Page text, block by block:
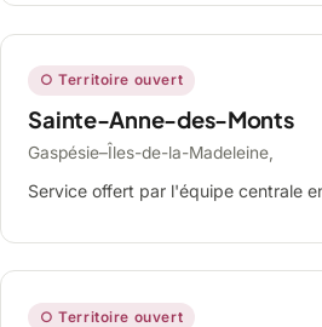
○ Territoire ouvert
Sainte-Anne-des-Monts
Gaspésie–Îles-de-la-Madeleine,
Service offert par l'équipe centrale
○ Territoire ouvert